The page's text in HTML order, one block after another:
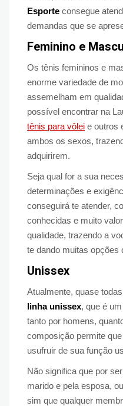
Esporte consegue
demandas que se
Feminino e
Os tênis femininos e
enorme variedade de
assemelham em
possível encontrar na
tênis para vôlei e outros
ambos os sexos,
adquirirem.
Seja qual for a sua
determinações e
conseguirá te atender,
conhecidas e muito
qualidade, trazendo a
te dando muitas opções
Unissex
Atualmente, quase
linha unissex, que é
tanto por homens,
composição permite
usufruir de sua função
Não significa que por
marido e pela esposa,
sim que qualquer